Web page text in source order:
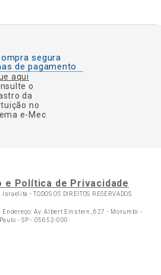
segura
de pagamento
aqui
o
da
no
e-Mec
e Política de Privacidade
Israelita -TODOS OS DIREITOS RESERVADOS
Av. Albert Einstein, 627 - Morumbi -
- SP - 05652-000